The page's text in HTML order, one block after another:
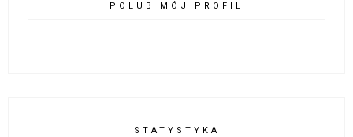
POLUB MÓJ PROFIL
STATYSTYKA